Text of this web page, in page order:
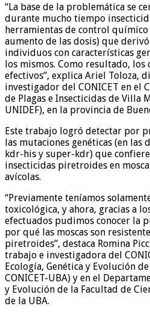
“La base de la problemática se
durante mucho tiempo
herramientas de control
aumento de las dosis) que
individuos con características
los mismos. Como resultado,
efectivos”, explica Ariel Toloza,
investigador del CONICET en el
de Plagas e Insecticidas de Villa
UNIDEF), en la provincia de
Este trabajo logró detectar por
las mutaciones genéticas (en las
kdr-his y super-kdr) que
insecticidas piretroides en
avícolas.
“Previamente teníamos
toxicológica, y ahora, gracias a
efectuados pudimos conocer la
por qué las moscas son
piretroides”, destaca Romina
trabajo e investigadora del
Ecología, Genética y Evolución
CONICET-UBA) y en el
y Evolución de la Facultad de
de la UBA.